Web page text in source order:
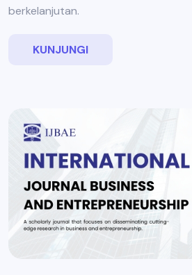
berkelanjutan.
KUNJUNGI